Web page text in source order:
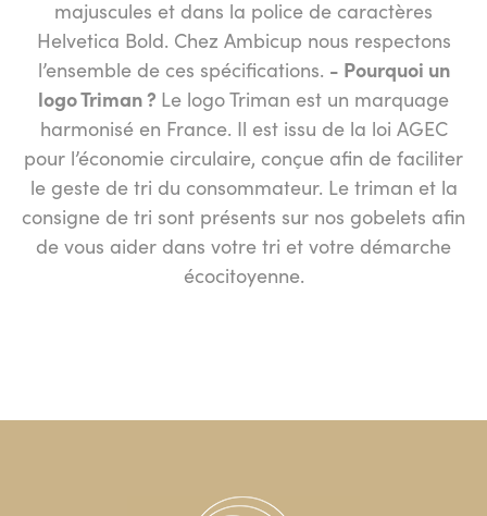
majuscules et dans la police de caractères
Helvetica Bold. Chez Ambicup nous respectons
l’ensemble de ces spécifications. - Pourquoi un
logo Triman ? Le logo Triman est un marquage
harmonisé en France. Il est issu de la loi AGEC
pour l’économie circulaire, conçue afin de faciliter
le geste de tri du consommateur. Le triman et la
consigne de tri sont présents sur nos gobelets afin
de vous aider dans votre tri et votre démarche
écocitoyenne.